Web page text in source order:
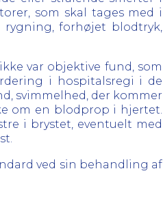
som skal tages med i
forhøjet blodtryk,
var objektive fund, som
i hospitalsregi i de
svimmelhed, der kommer
om en blodprop i hjertet.
i brystet, eventuelt med
ved sin behandling af